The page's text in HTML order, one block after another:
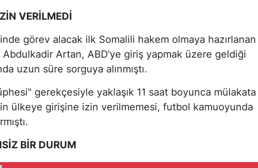
VERİLMEDİ
görev alacak ilk Somalili hakem olmaya hazırlanan
Abdulkadir Artan, ABD'ye giriş yapmak üzere geldiği
uzun süre sorguya alınmıştı.
gerekçesiyle yaklaşık 11 saat boyunca mülakata
ülkeye girişine izin verilmemesi, futbol kamuoyunda
BİR DURUM